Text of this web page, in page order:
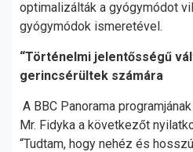
optimalizálták a gyógymódot
gyógymódok ismeretével.
“Történelmi jelentősségű
gerincsérültek számára
A BBC Panorama
Mr. Fidyka a következőt
“Tudtam, hogy nehéz és